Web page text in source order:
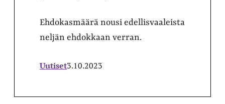
Ehdokasmäärä nousi edellisvaaleista
neljän ehdokkaan verran.
Uutiset3.10.2023